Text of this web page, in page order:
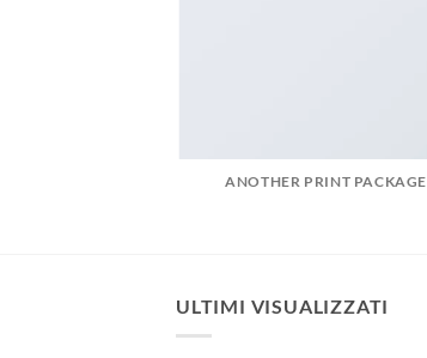
ANOTHER PRINT PACKAGE
ULTIMI VISUALIZZATI